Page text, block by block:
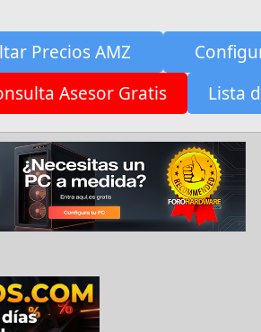
Precios AMZ
Asesor Gratis Lista